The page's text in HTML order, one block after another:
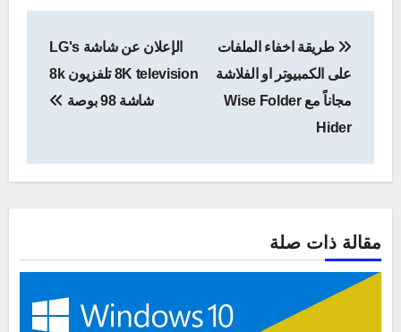
المقالات
طريقة اخفاء الملفات
على الكمبيوتر او الفلاشة
مجاناً مع Wise Folder
Hider
الإعلان عن شاشة LG's
8K television تلفزيون 8k
شاشة 98 بوصة
مقالة ذات صلة